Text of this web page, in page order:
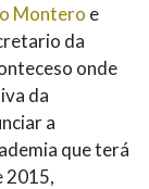
Montero e
da
onde
da
a
que terá
2015,